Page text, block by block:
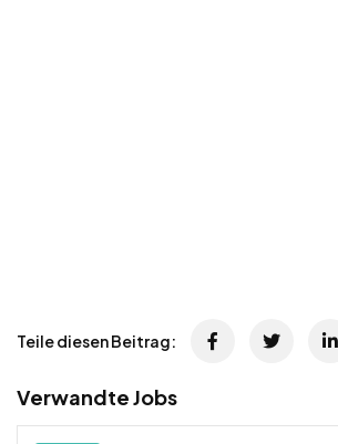
Teile diesen Beitrag:
Verwandte Jobs